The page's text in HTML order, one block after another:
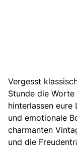
Vergesst
Stunde die
hinterlassen eure
und emotionale
charmanten
und die